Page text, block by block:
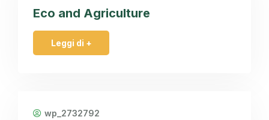
Eco and Agriculture
Leggi di +
wp_2732792